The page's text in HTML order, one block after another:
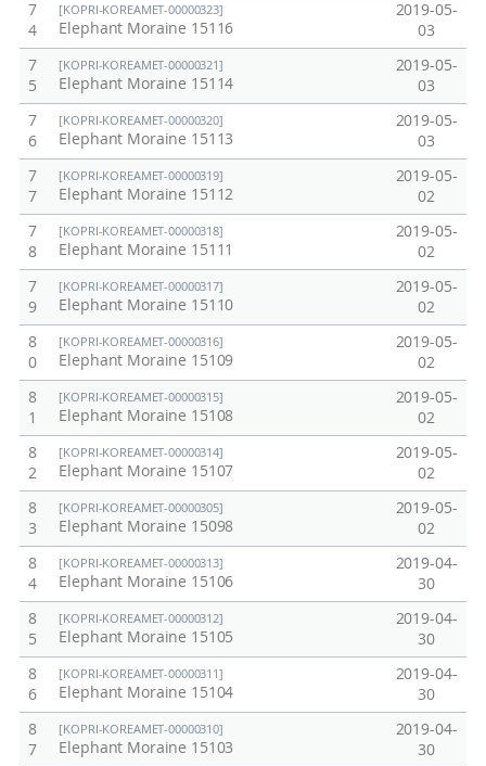
7
4
[KOPRI-KOREAMET-00000323]
Elephant Moraine 15116
2019-05-
03
7
5
[KOPRI-KOREAMET-00000321]
Elephant Moraine 15114
2019-05-
03
7
6
[KOPRI-KOREAMET-00000320]
Elephant Moraine 15113
2019-05-
03
7
7
[KOPRI-KOREAMET-00000319]
Elephant Moraine 15112
2019-05-
02
7
8
[KOPRI-KOREAMET-00000318]
Elephant Moraine 15111
2019-05-
02
7
9
[KOPRI-KOREAMET-00000317]
Elephant Moraine 15110
2019-05-
02
8
0
[KOPRI-KOREAMET-00000316]
Elephant Moraine 15109
2019-05-
02
8
1
[KOPRI-KOREAMET-00000315]
Elephant Moraine 15108
2019-05-
02
8
2
[KOPRI-KOREAMET-00000314]
Elephant Moraine 15107
2019-05-
02
8
3
[KOPRI-KOREAMET-00000305]
Elephant Moraine 15098
2019-05-
02
8
4
[KOPRI-KOREAMET-00000313]
Elephant Moraine 15106
2019-04-
30
8
5
[KOPRI-KOREAMET-00000312]
Elephant Moraine 15105
2019-04-
30
8
6
[KOPRI-KOREAMET-00000311]
Elephant Moraine 15104
2019-04-
30
8
7
[KOPRI-KOREAMET-00000310]
Elephant Moraine 15103
2019-04-
30